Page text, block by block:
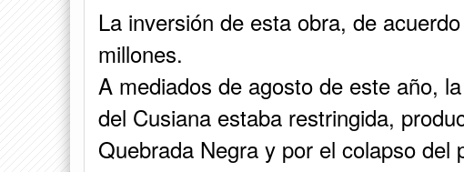
La inversión de esta obra, de
millones.
A mediados de agosto de este año,
del Cusiana estaba restringida,
Quebrada Negra y por el colapso del